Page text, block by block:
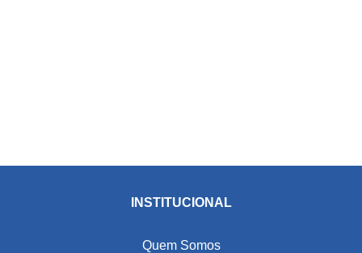
INSTITUCIONAL
Quem Somos